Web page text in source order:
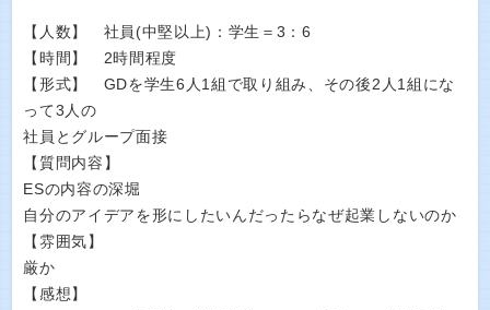
【人数】 社員(中堅以上)：学生＝3：6
【時間】 2時間程度
【形式】 GDを学生6人1組で取り組み、その後2人1組にな
って3人の
社員とグループ面接
【質問内容】
ESの内容の深堀
自分のアイデアを形にしたいんだったらなぜ起業しないのか
【雰囲気】
厳か
【感想】